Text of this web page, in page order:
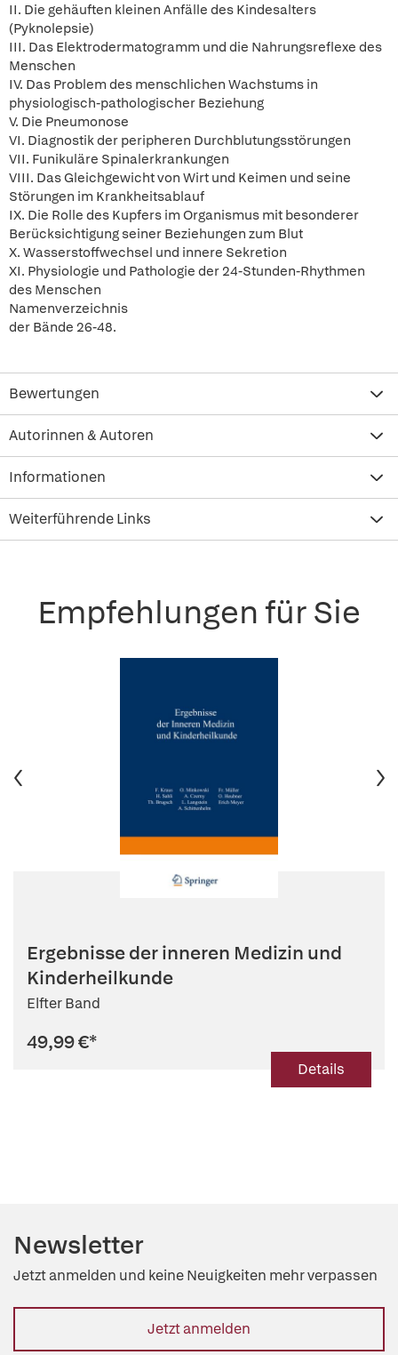
II. Die gehäuften kleinen Anfälle des Kindesalters
(Pyknolepsie)
III. Das Elektrodermatogramm und die Nahrungsreflexe des
Menschen
IV. Das Problem des menschlichen Wachstums in
physiologisch-pathologischer Beziehung
V. Die Pneumonose
VI. Diagnostik der peripheren Durchblutungsstörungen
VII. Funikuläre Spinalerkrankungen
VIII. Das Gleichgewicht von Wirt und Keimen und seine
Störungen im Krankheitsablauf
IX. Die Rolle des Kupfers im Organismus mit besonderer
Berücksichtigung seiner Beziehungen zum Blut
X. Wasserstoffwechsel und innere Sekretion
XI. Physiologie und Pathologie der 24-Stunden-Rhythmen
des Menschen
Namenverzeichnis
der Bände 26-48.
Bewertungen
Autorinnen & Autoren
Informationen
Weiterführende Links
Empfehlungen für Sie
Ergebnisse der inneren Medizin und
Kinderheilkunde
Elfter Band
49,99 €*
Details
Newsletter
Jetzt anmelden und keine Neuigkeiten mehr verpassen
Jetzt anmelden